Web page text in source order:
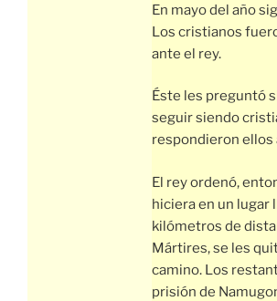
En mayo del año
Los cristianos
ante el rey.
Éste les preguntó
seguir siendo
respondieron ellos
El rey ordenó,
hiciera en un lugar
kilómetros de
Mártires, se les
camino. Los
prisión de